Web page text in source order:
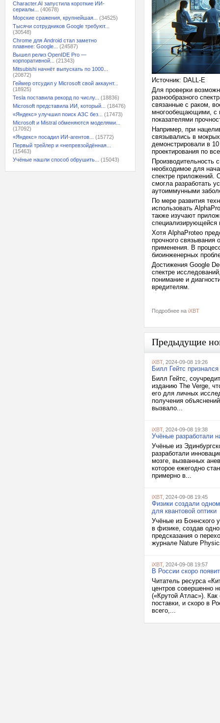
Character.AI запустила короткие ИИ-
сериалы...
(40678)
Морские сражения, крупнейшая...
(34525)
Тысячи сотрудников Google требуют...
(30548)
Chrome для Android стал заметно
плавнее: Google...
(24587)
Вышел релиз OpenIDE Pro —
корпоративной...
(21343)
Mitsubishi начнёт выпускать по 1000...
(20872)
Геймер отсудил у Microsoft свой аккаунт...
(18925)
Tesla поставила рекорд по числу...
(18836)
Microsoft представила ИИ, который...
(18476)
«Яндекс» улучшил поиск АЗС без...
(17473)
Microsoft и Mistral обменяются моделями...
(17092)
«Яндекс» посадил ИИ-агентов...
(15772)
Первый трейлер и «непревзойдённая...
(15463)
Учёные нашли способ обрушить...
(15043)
Источник: DALL-E
Для проверки
разнообразного
связанные с раком,
многообещающими, с
показателями
Например, при
связывались в
демонстрировали в
проектирования по
Производительность
необходимое для
спектре приложений.
смогла разработать
аутоиммунными
По мере развития
использовать
также изучают
специализирующейся
Хотя AlphaProteo
прочного связывания
применения. В
биоинженерных
Достижения Google
спектре
понимание и
вредителям.
Подробнее на iXBT
Предыдущие
iXBT, 2024-09-08 19:26
Билл Гейтс
Билл Гейтс,
изданию The Verge,
его для личных
получения
вызвало...
iXBT, 2024-09-08 19:38
Учёные разработали
Учёные из
разработали
мозге, вызванных
которое ежегодно
примерно в...
iXBT, 2024-09-08 19:45
Физики создали
для квантовой оптики
Учёные из Боннского
в физике, создав
предсказания о
журнале Nature
iXBT, 2024-09-08 19:57
В России скоро
Читатель ресурса
центров совершенно
(«Крутой Атлас»).
поставки, и скоро в
всего,...